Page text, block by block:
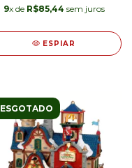
9x de R$85,44 sem juros
ESPIAR
ESGOTADO